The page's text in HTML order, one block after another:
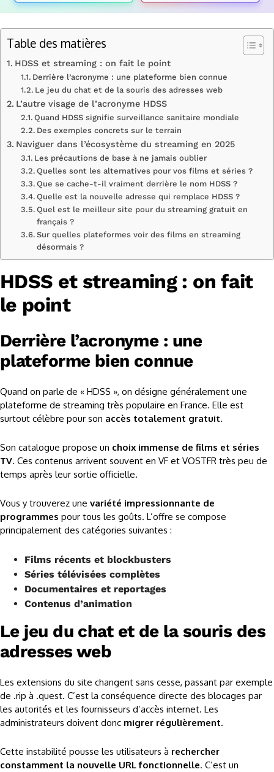
Table des matières
HDSS et streaming : on fait le point
Derrière l’acronyme : une plateforme bien connue
Le jeu du chat et de la souris des adresses web
L’autre visage de l’acronyme HDSS
Quand HDSS signifie surveillance sanitaire mondiale
Des exemples concrets sur le terrain
Naviguer dans l’écosystème du streaming en 2025
Les précautions de base à ne jamais oublier
Quelles sont les alternatives pour vos films et séries ?
Que se cache-t-il vraiment derrière le nom HDSS ?
Quelle est la nouvelle adresse qui remplace HDSS ?
Quel est le meilleur site pour du streaming gratuit en
français ?
Sur quelles plateformes voir des films en streaming
désormais ?
HDSS et streaming : on fait
le point
Derrière l’acronyme : une
plateforme bien connue
Quand on parle de « HDSS », on désigne généralement une
plateforme de streaming très populaire en France. Elle est
surtout célèbre pour son accès totalement gratuit.
Son catalogue propose un choix immense de films et séries
TV. Ces contenus arrivent souvent en VF et VOSTFR très peu de
temps après leur sortie officielle.
Vous y trouverez une variété impressionnante de
programmes pour tous les goûts. L’offre se compose
principalement des catégories suivantes :
Films récents et blockbusters
Séries télévisées complètes
Documentaires et reportages
Contenus d’animation
Le jeu du chat et de la souris des
adresses web
Les extensions du site changent sans cesse, passant par exemple
de .rip à .quest. C’est la conséquence directe des blocages par
les autorités et les fournisseurs d’accès internet. Les
administrateurs doivent donc migrer régulièrement.
Cette instabilité pousse les utilisateurs à rechercher
constamment la nouvelle URL fonctionnelle. C’est un